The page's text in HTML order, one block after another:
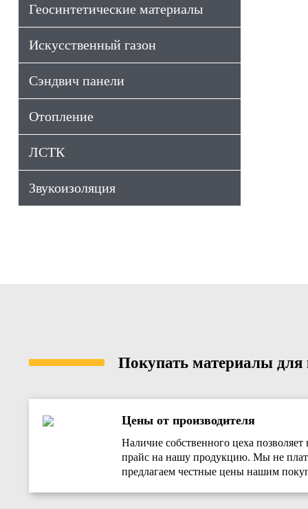
Геосинтетические материалы
Искусственный газон
Сэндвич панели
Отопление
ЛСТК
Звукоизоляция
Покупать материалы для
Цены от производителя
Наличие собственного цеха
прайс на нашу продукцию. Мы не
предлагаем честные цены нашим